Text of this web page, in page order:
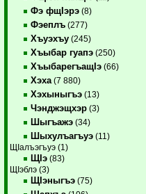
Фэ фщIэрэ (8)
Фэеплъ (277)
Хъуэхъу (245)
Хъыбар гуапэ (250)
ХъыбарегъащIэ (66)
Хэха (7 880)
Хэхыныгъэ (13)
Чэнджэщхэр (3)
Шыгъажэ (34)
Шыхулъагъуэ (11)
ЩIалъэгъуэ (1)
ЩIэ (83)
ЩIэблэ (3)
ЩIэныгъэ (75)